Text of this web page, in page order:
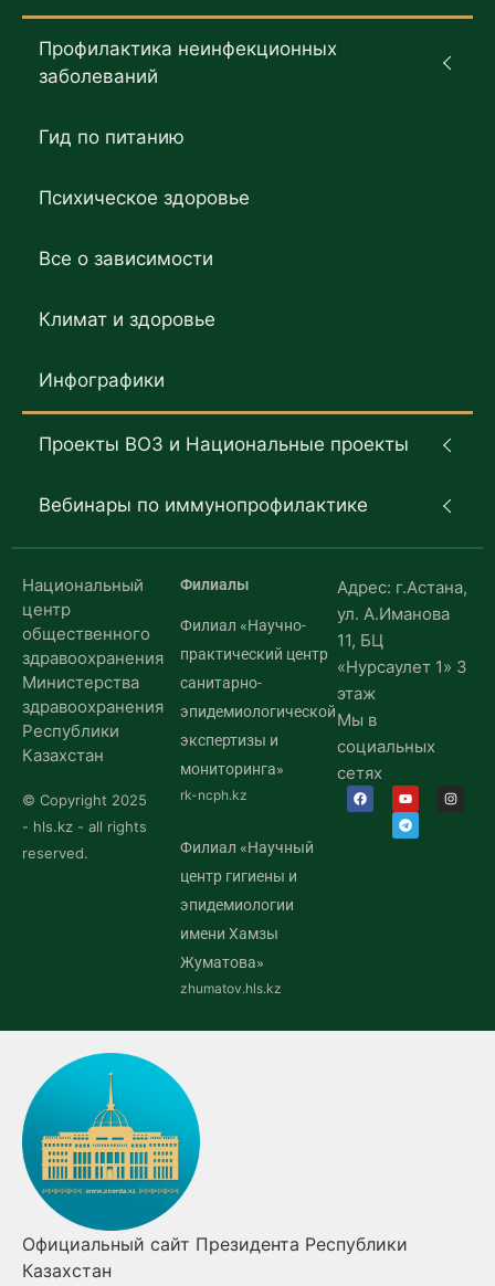
Профилактика неинфекционных
заболеваний
Гид по питанию
Психическое здоровье
Все о зависимости
Климат и здоровье
Инфографики
Проекты ВОЗ и Национальные проекты
Вебинары по иммунопрофилактике
Национальный
центр
общественного
здравоохранения
Министерства
здравоохранения
Республики
Казахстан
© Copyright 2025
- hls.kz - all rights
reserved.
Филиалы
Филиал «Научно-
практический центр
санитарно-
эпидемиологической
экспертизы и
мониторинга»
rk-ncph.kz
Филиал «Научный
центр гигиены и
эпидемиологии
имени Хамзы
Жуматова»
zhumatov.hls.kz
Адрес: г.Астана,
ул. А.Иманова
11, БЦ
«Нурсаулет 1» 3
этаж
Мы в
социальных
сетях
Официальный сайт Президента Республики
Казахстан